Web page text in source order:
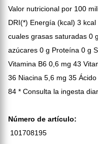
Valor nutricional por 100
DRI(*) Energía (kcal) 3
cuales grasas saturadas 0
azúcares 0 g Proteína 0 g
Vitamina B6 0,6 mg 43
36 Niacina 5,6 mg 35
84 * Consulta la ingesta
Número de artículo:
101708195